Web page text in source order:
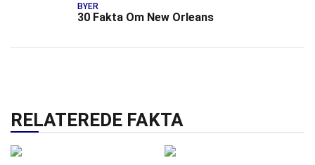
BYER
30 Fakta Om New Orleans
RELATEREDE FAKTA